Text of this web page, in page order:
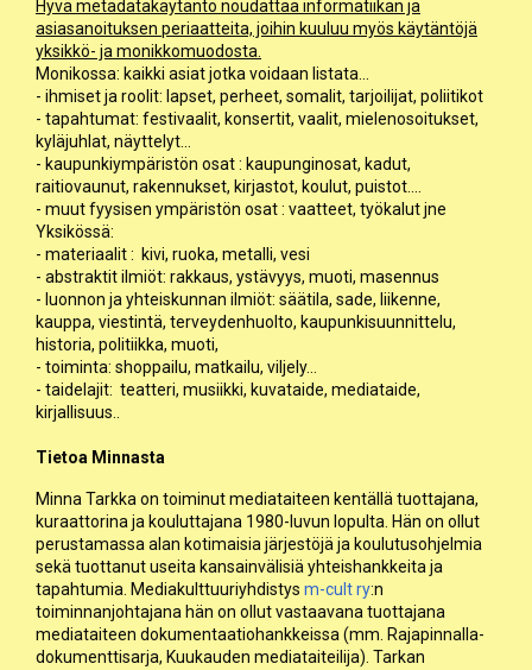
Hyvä metadatakäytäntö noudattaa informatiikan ja
asiasanoituksen periaatteita, joihin kuuluu myös käytäntöjä
yksikkö- ja monikkomuodosta.
Monikossa: kaikki asiat jotka voidaan listata...
- ihmiset ja roolit: lapset, perheet, somalit, tarjoilijat, poliitikot
- tapahtumat: festivaalit, konsertit, vaalit, mielenosoitukset,
kyläjuhlat, näyttelyt...
- kaupunkiympäristön osat : kaupunginosat, kadut,
raitiovaunut, rakennukset, kirjastot, koulut, puistot....
- muut fyysisen ympäristön osat : vaatteet, työkalut jne
Yksikössä:
- materiaalit : kivi, ruoka, metalli, vesi
- abstraktit ilmiöt: rakkaus, ystävyys, muoti, masennus
- luonnon ja yhteiskunnan ilmiöt: säätila, sade, liikenne,
kauppa, viestintä, terveydenhuolto, kaupunkisuunnittelu,
historia, politiikka, muoti,
- toiminta: shoppailu, matkailu, viljely...
- taidelajit: teatteri, musiikki, kuvataide, mediataide,
kirjallisuus..
Tietoa Minnasta
Minna Tarkka on toiminut mediataiteen kentällä tuottajana,
kuraattorina ja kouluttajana 1980-luvun lopulta. Hän on ollut
perustamassa alan kotimaisia järjestöjä ja koulutusohjelmia
sekä tuottanut useita kansainvälisiä yhteishankkeita ja
tapahtumia. Mediakulttuuriyhdistys m-cult ry:n
toiminnanjohtajana hän on ollut vastaavana tuottajana
mediataiteen dokumentaatiohankkeissa (mm. Rajapinnalla-
dokumenttisarja, Kuukauden mediataiteilija). Tarkan